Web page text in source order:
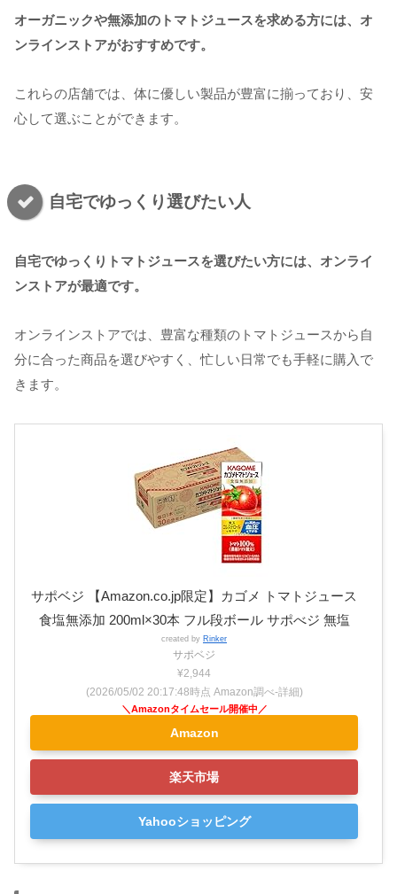
オーガニックや無添加のトマトジュースを求める方には、オ
ンラインストアがおすすめです。
これらの店舗では、体に優しい製品が豊富に揃っており、安
心して選ぶことができます。
自宅でゆっくり選びたい人
自宅でゆっくりトマトジュースを選びたい方には、オンライ
ンストアが最適です。
オンラインストアでは、豊富な種類のトマトジュースから自
分に合った商品を選びやすく、忙しい日常でも手軽に購入で
きます。
サポベジ 【Amazon.co.jp限定】カゴメ トマトジュース
食塩無添加 200ml×30本 フル段ボール サポべジ 無塩
created by Rinker
サポベジ
¥2,944
(2026/05/02 20:17:48時点 Amazon調べ-詳細)
Amazon
楽天市場
Yahooショッピング